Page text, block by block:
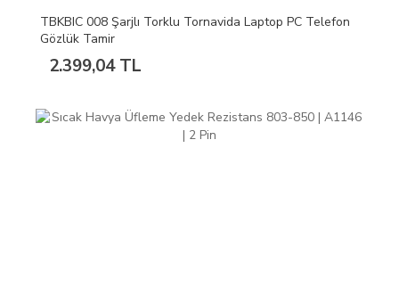
TBKBIC 008 Şarjlı Torklu Tornavida Laptop PC Telefon
Gözlük Tamir
2.399,04 TL